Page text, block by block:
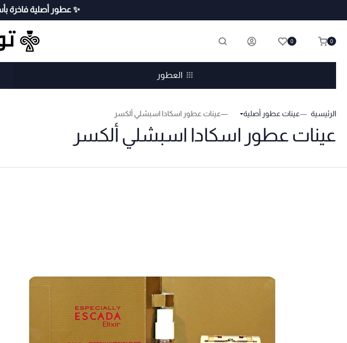
✨ عطور أصلية فاخرة بأسعار منافسة ✨
0 0
العطور
الرئيسية عينات عطور أصلية عينات عطور اسكادا اسبشلي ألكسر
عينات عطور اسكادا اسبشلي ألكسر